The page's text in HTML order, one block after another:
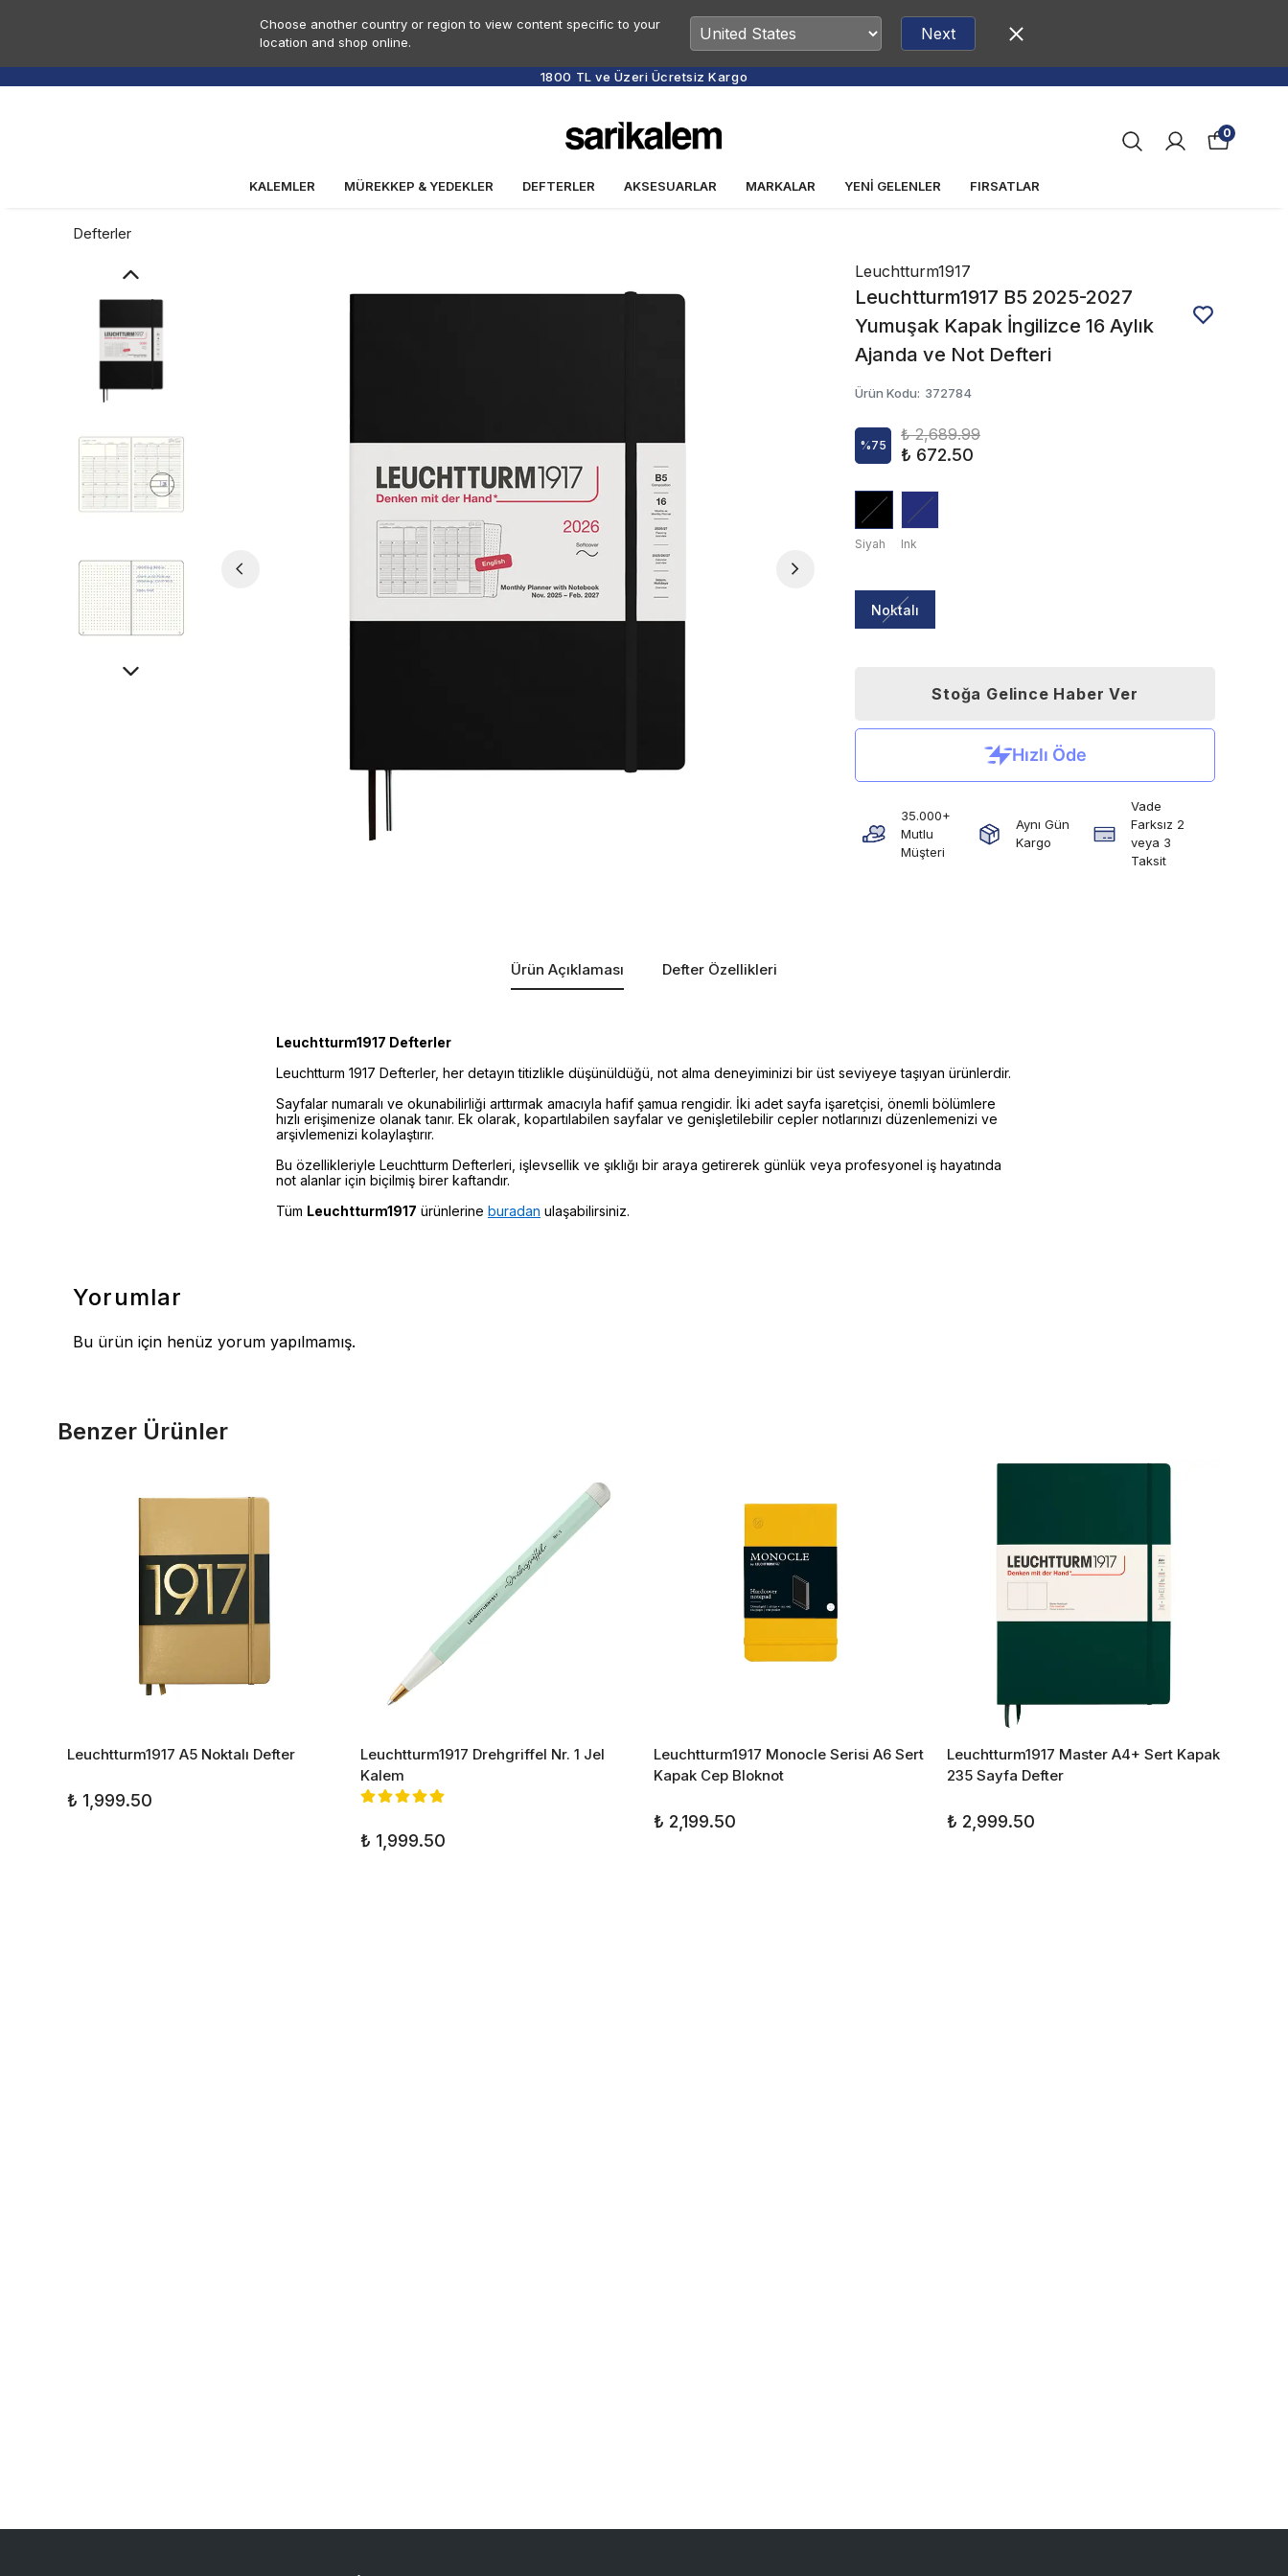
Choose another country or region to view content specific to your
location and shop online.
Next
1800 TL ve Üzeri Ücretsiz Kargo
KALEMLER MÜREKKEP & YEDEKLER DEFTERLER AKSESUARLAR MARKALAR YENİ GELENLER FIRSATLAR
0
Defterler
Leuchtturm1917
Leuchtturm1917 B5 2025-2027
Yumuşak Kapak İngilizce 16 Aylık
Ajanda ve Not Defteri
Ürün Kodu: 372784
%75
₺ 2,689.99
₺ 672.50
Siyah Ink
Noktalı
Stoğa Gelince Haber Ver
35.000+
Mutlu
Müşteri
Aynı Gün
Kargo
Vade
Farksız 2
veya 3
Taksit
Ürün Açıklaması Defter Özellikleri
Leuchtturm1917 Defterler
Leuchtturm 1917 Defterler, her detayın titizlikle düşünüldüğü, not alma deneyiminizi bir üst seviyeye taşıyan ürünlerdir.
Sayfalar numaralı ve okunabilirliği arttırmak amacıyla hafif şamua rengidir. İki adet sayfa işaretçisi, önemli bölümlere
hızlı erişimenize olanak tanır. Ek olarak, kopartılabilen sayfalar ve genişletilebilir cepler notlarınızı düzenlemenizi ve
arşivlemenizi kolaylaştırır.
Bu özellikleriyle Leuchtturm Defterleri, işlevsellik ve şıklığı bir araya getirerek günlük veya profesyonel iş hayatında
not alanlar için biçilmiş birer kaftandır.
Tüm Leuchtturm1917 ürünlerine buradan ulaşabilirsiniz.
Yorumlar
Bu ürün için henüz yorum yapılmamış.
Benzer Ürünler
Leuchtturm1917 A5 Noktalı Defter
₺ 1,999.50
Leuchtturm1917 Drehgriffel Nr. 1 Jel
Kalem
₺ 1,999.50
Leuchtturm1917 Monocle Serisi A6 Sert
Kapak Cep Bloknot
₺ 2,199.50
Leuchtturm1917 Master A4+ Sert Kapak
235 Sayfa Defter
₺ 2,999.50